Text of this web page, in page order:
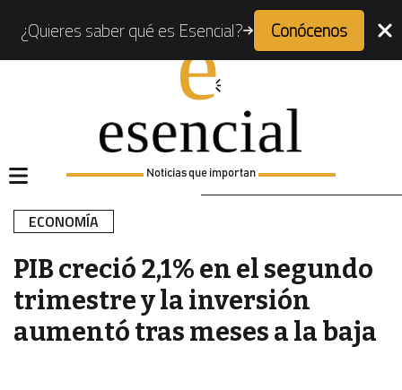
¿Quieres saber qué es Esencial? Conócenos
Noticias que importan
ECONOMÍA
PIB creció 2,1% en el segundo
trimestre y la inversión
aumentó tras meses a la baja